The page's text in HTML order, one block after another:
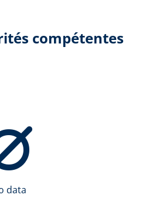
compétentes
data